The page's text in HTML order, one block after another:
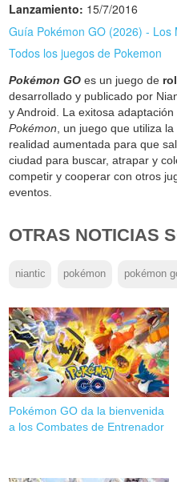
Lanzamiento: 15/7/2016
Guía Pokémon GO (2026) - Los
Todos los juegos de Pokemon
Pokémon GO es un juego de
desarrollado y publicado por
y Android. La exitosa
Pokémon , un juego que utiliza
realidad aumentada para que
ciudad para buscar, atrapar y
competir y cooperar con otros
eventos.
OTRAS NOTICIAS
niantic pokémon pokémon
Pokémon GO da la bienvenida
a los Combates de Entrenador